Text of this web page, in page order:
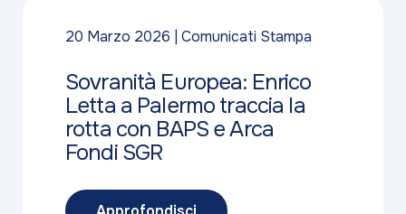
20 Marzo 2026 Comunicati Stampa
Sovranità Europea: Enrico
Letta a Palermo traccia la
rotta con BAPS e Arca
Fondi SGR